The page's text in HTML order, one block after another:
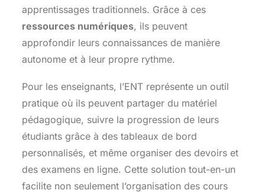
apprentissages traditionnels. Grâce à ces
ressources numériques, ils peuvent
approfondir leurs connaissances de manière
autonome et à leur propre rythme.
Pour les enseignants, l’ENT représente un outil
pratique où ils peuvent partager du matériel
pédagogique, suivre la progression de leurs
étudiants grâce à des tableaux de bord
personnalisés, et même organiser des devoirs et
des examens en ligne. Cette solution tout-en-un
facilite non seulement l’organisation des cours